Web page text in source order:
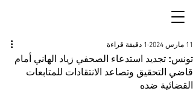
تونس: تجديد استدعاء الصحفي زياد الهاني أمام
قاضي التحقيق وتصاعد الانتقادات للمتابعات
القضائية ضده
11 مارس 2024 1 دقيقة قراءة